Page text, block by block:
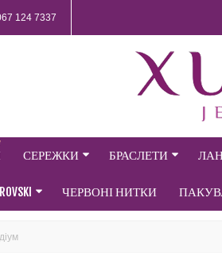
124 7337
СЕРЕЖКИ БРАСЛЕТИ
ЧЕРВОНІ НИТКИ